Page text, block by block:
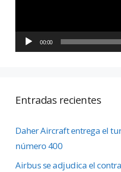
00:00
Entradas recientes
Daher Aircraft entrega el
número 400
Airbus se adjudica el